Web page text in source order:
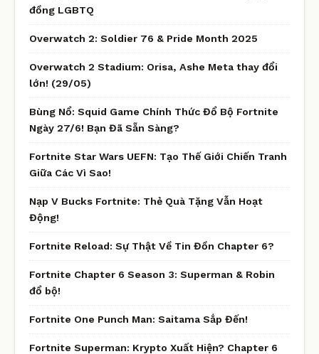
đồng LGBTQ
Overwatch 2: Soldier 76 & Pride Month 2025
Overwatch 2 Stadium: Orisa, Ashe Meta thay đổi
lớn! (29/05)
Bùng Nổ: Squid Game Chính Thức Đổ Bộ Fortnite
Ngày 27/6! Bạn Đã Sẵn Sàng?
Fortnite Star Wars UEFN: Tạo Thế Giới Chiến Tranh
Giữa Các Vì Sao!
Nạp V Bucks Fortnite: Thẻ Quà Tặng Vẫn Hoạt
Động!
Fortnite Reload: Sự Thật Về Tin Đồn Chapter 6?
Fortnite Chapter 6 Season 3: Superman & Robin
đổ bộ!
Fortnite One Punch Man: Saitama Sắp Đến!
Fortnite Superman: Krypto Xuất Hiện? Chapter 6